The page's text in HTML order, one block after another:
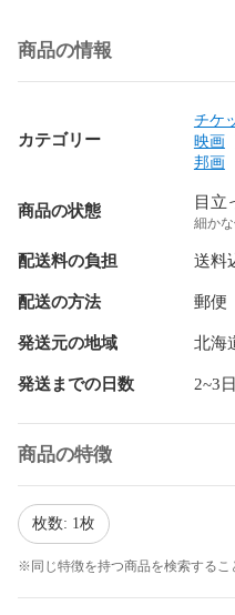
商品の情報
カテゴリー
チケ
映画
邦画
商品の状態 目立
細か
配送料の負担 送料
配送の方法 郵便
発送元の地域 北海
発送までの日数 2~3
商品の特徴
枚数: 1枚
※同じ特徴を持つ商品を検索するこ